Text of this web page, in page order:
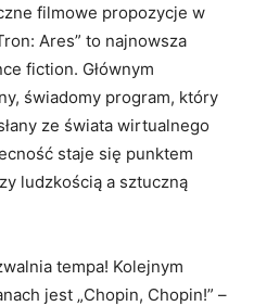
filmowe propozycje w
Ares” to najnowsza
fiction. Głównym
świadomy program, który
ze świata wirtualnego
staje się punktem
ludzkością a sztuczną
tempa! Kolejnym
jest „Chopin, Chopin!” –